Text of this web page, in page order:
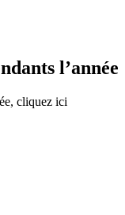
l’année
cliquez ici